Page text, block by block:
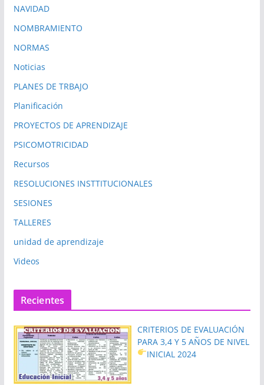
NAVIDAD
NOMBRAMIENTO
NORMAS
Noticias
PLANES DE TRBAJO
Planificación
PROYECTOS DE APRENDIZAJE
PSICOMOTRICIDAD
Recursos
RESOLUCIONES INSTTITUCIONALES
SESIONES
TALLERES
unidad de aprendizaje
Videos
Recientes
CRITERIOS DE EVALUACIÓN
PARA 3,4 Y 5 AÑOS DE NIVEL
INICIAL 2024